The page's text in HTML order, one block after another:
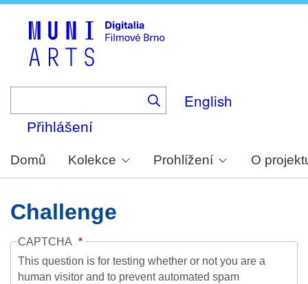
English
Přihlášení
Domů Kolekce Prohlížení O
Challenge
CAPTCHA
This question is for testing whether or not you are a
human visitor and to prevent automated spam